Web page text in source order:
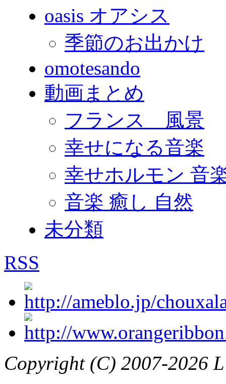
oasis オアシス
季節のお出かけ
omotesando
動画まとめ
フランス 風景
幸せになる音楽
幸せホルモン 音
音楽 癒し 自然
未分類
RSS
Copyright (C) 2007-2026